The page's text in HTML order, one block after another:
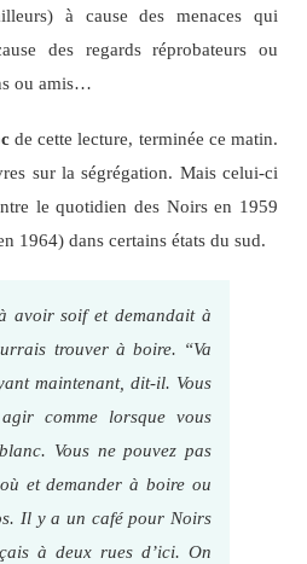
à cause des menaces qui
des regards réprobateurs ou
ou amis…
de cette lecture, terminée ce matin.
sur la ségrégation. Mais celui-ci
le quotidien des Noirs en 1959
1964) dans certains états du sud.
avoir soif et demandait à
trouver à boire. “Va
maintenant, dit-il. Vous
comme lorsque vous
Vous ne pouvez pas
et demander à boire ou
Il y a un café pour Noirs
à deux rues d’ici. On